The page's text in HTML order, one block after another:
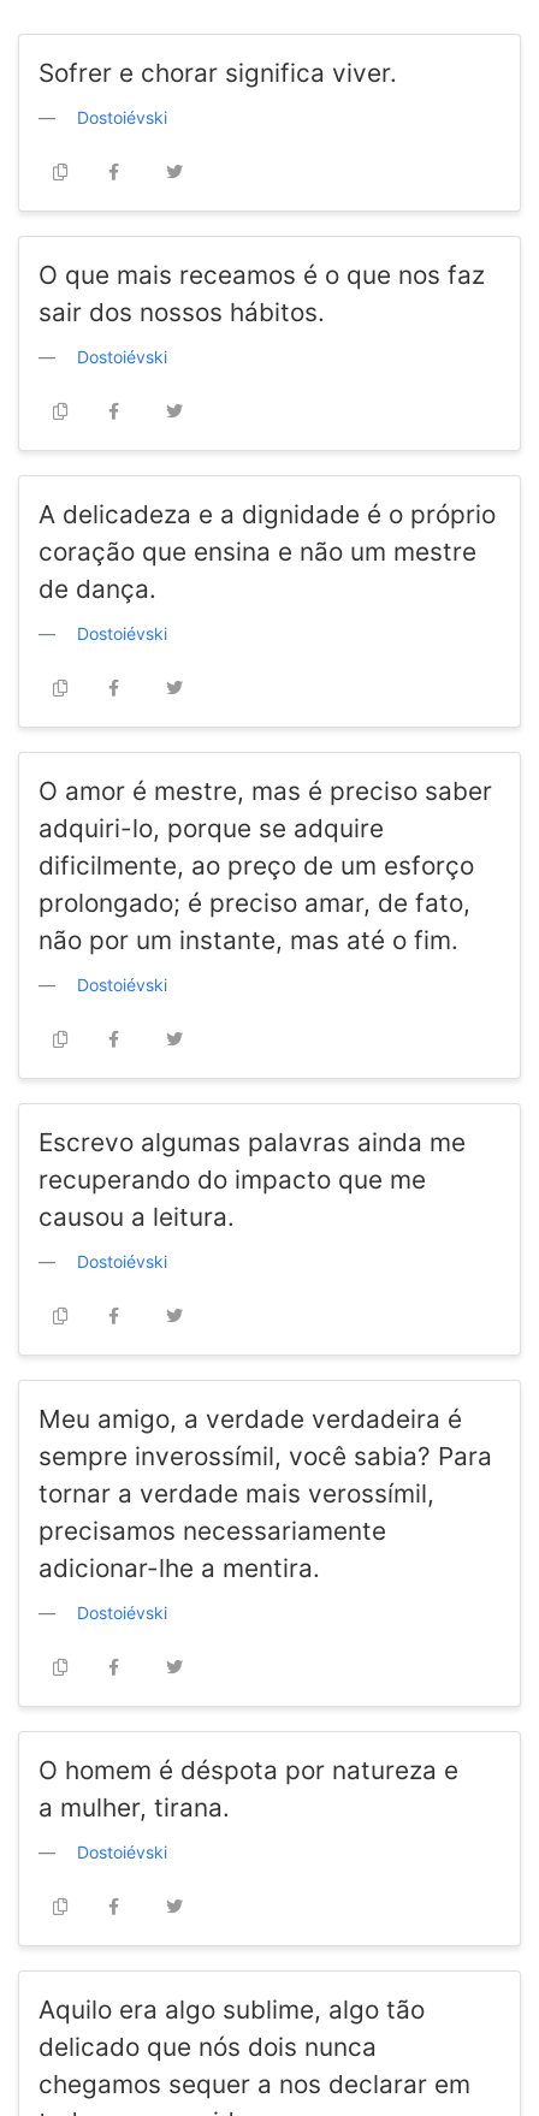
Sofrer e chorar significa viver.
Dostoiévski
O que mais receamos é o que nos faz
sair dos nossos hábitos.
Dostoiévski
A delicadeza e a dignidade é o próprio
coração que ensina e não um mestre
de dança.
Dostoiévski
O amor é mestre, mas é preciso saber
adquiri-lo, porque se adquire
dificilmente, ao preço de um esforço
prolongado; é preciso amar, de fato,
não por um instante, mas até o fim.
Dostoiévski
Escrevo algumas palavras ainda me
recuperando do impacto que me
causou a leitura.
Dostoiévski
Meu amigo, a verdade verdadeira é
sempre inverossímil, você sabia? Para
tornar a verdade mais verossímil,
precisamos necessariamente
adicionar-lhe a mentira.
Dostoiévski
O homem é déspota por natureza e
a mulher, tirana.
Dostoiévski
Aquilo era algo sublime, algo tão
delicado que nós dois nunca
chegamos sequer a nos declarar em